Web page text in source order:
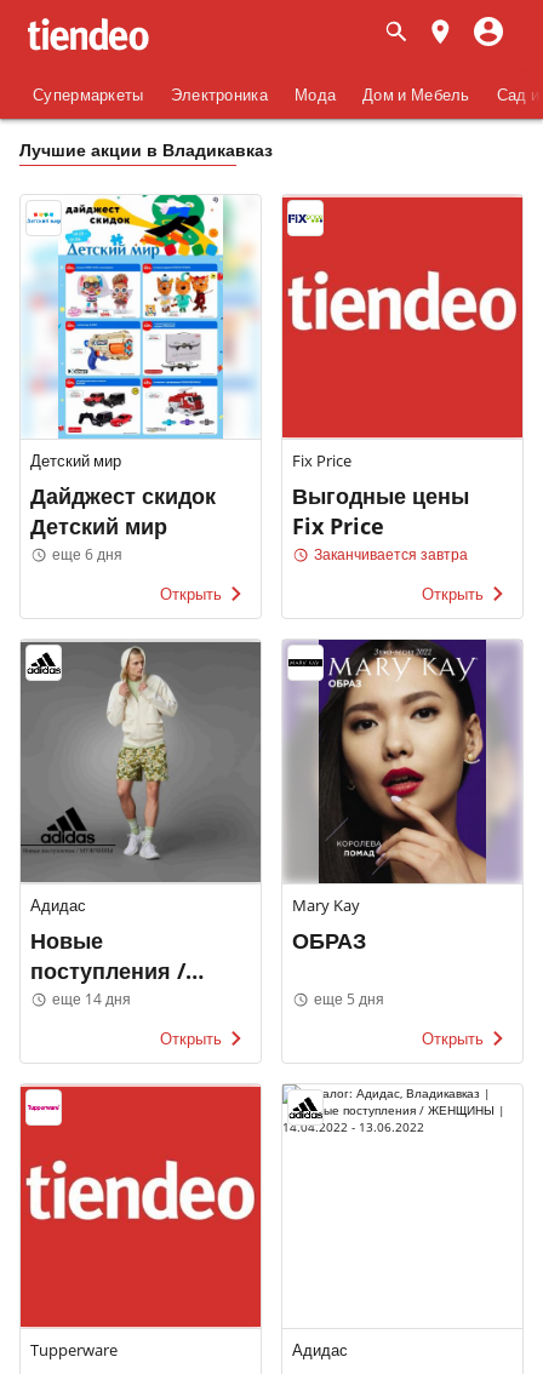
Супермаркеты Электроника Мода Дом и Мебель Сад и
Лучшие акции в Владикавказ
Детский мир
Дайджест скидок
Детский мир
еще 6 дня
Открыть
Fix Price
Выгодные цены
Fix Price
Заканчивается завтра
Открыть
Адидас
Новые
поступления /
МУЖЧИНЫ
еще 14 дня
Открыть
Mary Kay
ОБРАЗ
еще 5 дня
Открыть
Tupperware Адидас